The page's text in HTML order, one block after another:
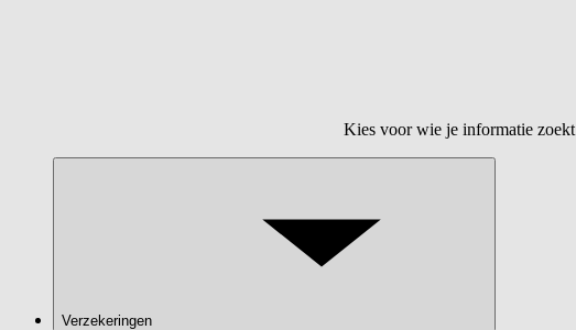
Kies voor wie je informatie zoekt
Verzekeringen